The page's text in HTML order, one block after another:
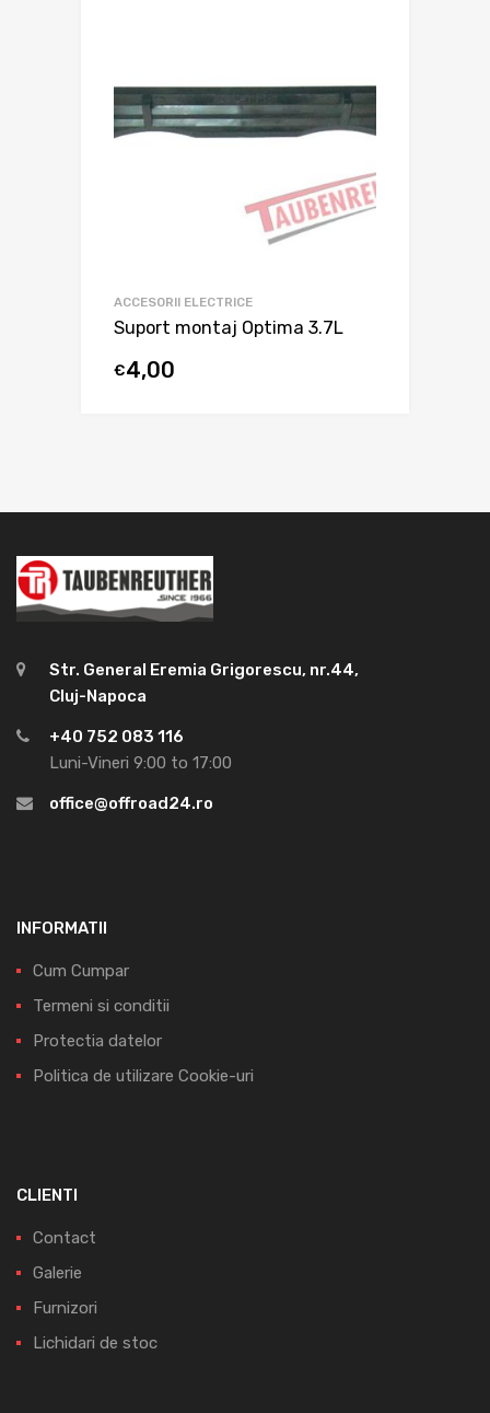
ACCESORII ELECTRICE
Suport montaj Optima 3.7L
€4,00
Str. General Eremia Grigorescu, nr.44,
Cluj-Napoca
+40 752 083 116
Luni-Vineri 9:00 to 17:00
office@offroad24.ro
INFORMATII
Cum Cumpar
Termeni si conditii
Protectia datelor
Politica de utilizare Cookie-uri
CLIENTI
Contact
Galerie
Furnizori
Lichidari de stoc